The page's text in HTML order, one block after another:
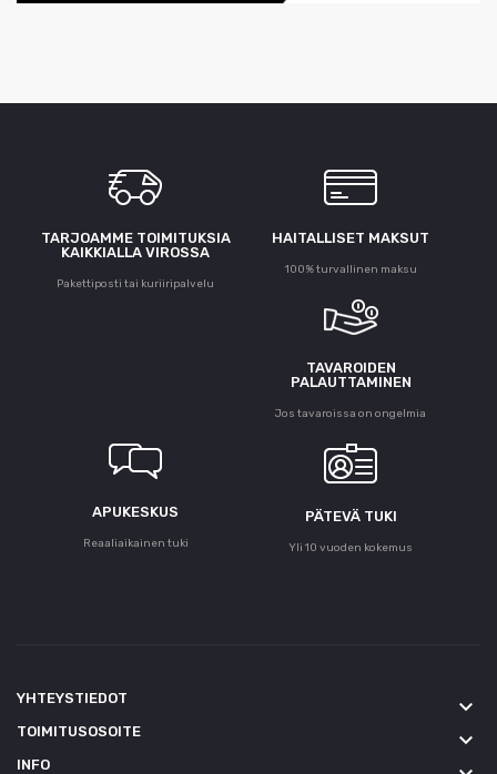
TARJOAMME TOIMITUKSIA
KAIKKIALLA VIROSSA
Pakettiposti tai kuriiripalvelu
HAITALLISET MAKSUT
100% turvallinen maksu
TAVAROIDEN
PALAUTTAMINEN
Jos tavaroissa on ongelmia
APUKESKUS
Reaaliaikainen tuki
PÄTEVÄ TUKI
Yli 10 vuoden kokemus
YHTEYSTIEDOT keyboard_arrow_down
TOIMITUSOSOITE keyboard_arrow_down
INFO